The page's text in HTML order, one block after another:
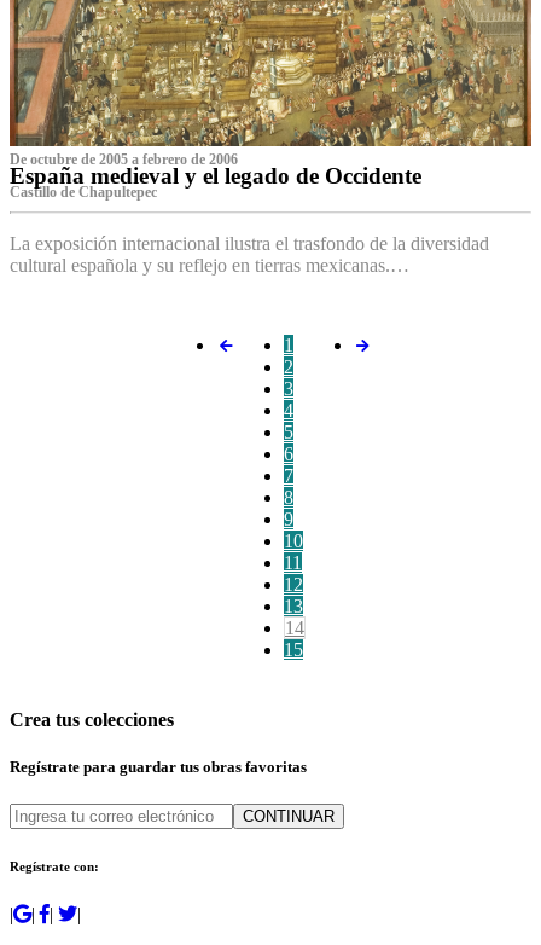
De octubre de 2005 a febrero de 2006
España medieval y el legado de Occidente
Castillo de Chapultepec
La exposición internacional ilustra el trasfondo de la diversidad
cultural española y su reflejo en tierras mexicanas.…
1
2
3
4
5
6
7
8
9
10
11
12
13
14
15
Crea tus colecciones
Regístrate para guardar tus obras favoritas
CONTINUAR
Regístrate con:
| | | |